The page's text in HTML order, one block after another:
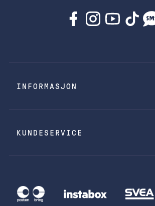
INFORMASJON
KUNDESERVICE